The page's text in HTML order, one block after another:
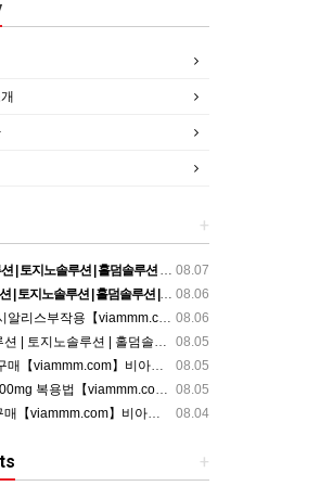
+
08.07
솔루션 | 홀덤솔루션 | 파워볼솔루션 | 모아솔루션
08.06
솔루션 | 홀덤솔루션 | 파워볼솔루션 | 모아솔루션
08.06
】비아그라 구입 정품비아그라 시알리스발기부전
08.05
솔루션 | 홀덤솔루션 | 파워볼솔루션 | 모아솔루션
08.05
】비아그라 후기 시알리스 파는곳
08.05
viammm.com】비아그라 구입 시알리스20mg 복용법
08.04
】비아그라처방전없이구입
+